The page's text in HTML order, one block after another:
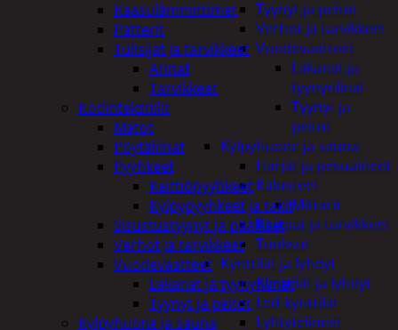
Tyynyt ja peitot
Verhot ja tarvikkeet
Vuodevaatteet
Lakanat ja
tyynynlinat
Tyynyt ja
peitot
Kylpyhuone ja sauna
Harjat ja pesuaineet
Kalusteet
Mittarit
Kiukaat ja tarvikkeet
Tuoksut
Kynttilät ja lyhdyt
Kynttilät ja lyhdyt
Led-kynttilät
Lyhtytelineet
Kaasulämmittimet
Patterit
Tulisijat ja tarvikkeet
Arinat
Tarvikkeet
Kodintekstiilit
Matot
Pöytäliinat
Pyyhkeet
Keittiöpyyhkeet
Kylpypyyhkeet ja takit
Sisustustyynyt ja päälliset
Verhot ja tarvikkeet
Vuodevaatteet
Lakanat ja tyynynlinat
Tyynyt ja peitot
Kylpyhuone ja sauna